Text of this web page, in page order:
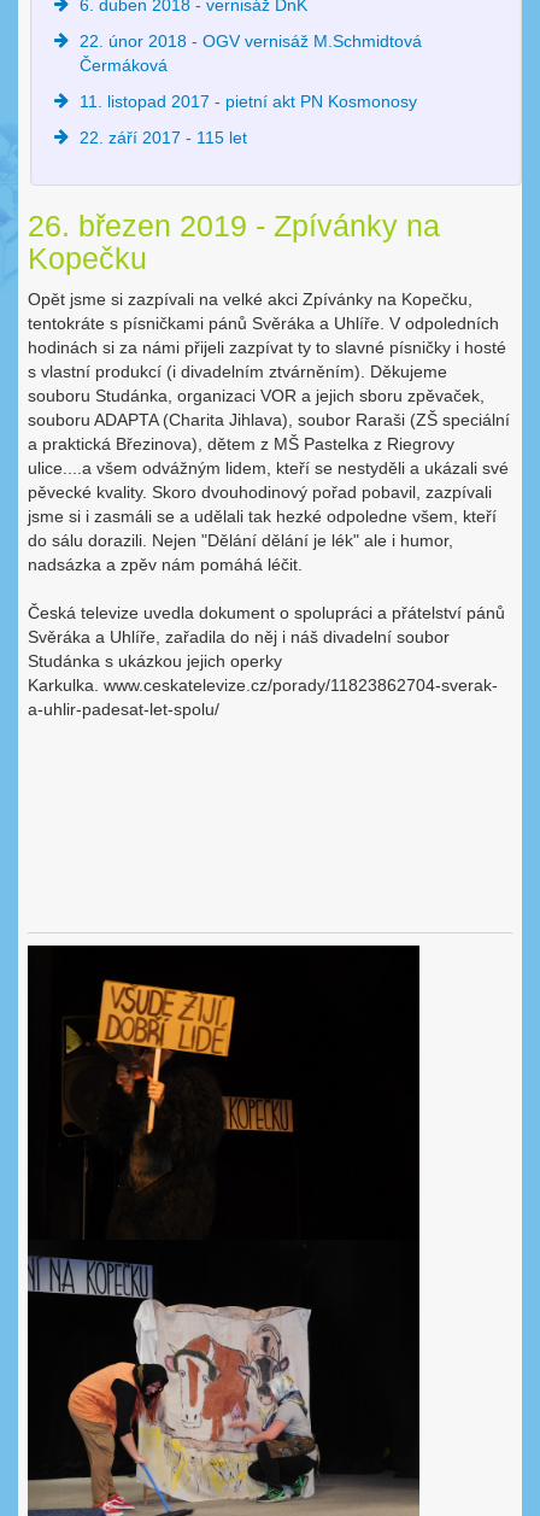
6. duben 2018 - vernisáž DnK
22. únor 2018 - OGV vernisáž M.Schmidtová
Čermáková
11. listopad 2017 - pietní akt PN Kosmonosy
22. září 2017 - 115 let
26. březen 2019 - Zpívánky na
Kopečku
Opět jsme si zazpívali na velké akci Zpívánky na Kopečku,
tentokráte s písničkami pánů Svěráka a Uhlíře. V odpoledních
hodinách si za námi přijeli zazpívat ty to slavné písničky i hosté
s vlastní produkcí (i divadelním ztvárněním). Děkujeme
souboru Studánka, organizaci VOR a jejich sboru zpěvaček,
souboru ADAPTA (Charita Jihlava), soubor Raraši (ZŠ speciální
a praktická Březinova), dětem z MŠ Pastelka z Riegrovy
ulice....a všem odvážným lidem, kteří se nestyděli a ukázali své
pěvecké kvality. Skoro dvouhodinový pořad pobavil, zazpívali
jsme si i zasmáli se a udělali tak hezké odpoledne všem, kteří
do sálu dorazili. Nejen "Dělání dělání je lék" ale i humor,
nadsázka a zpěv nám pomáhá léčit.
Česká televize uvedla dokument o spolupráci a přátelství pánů
Svěráka a Uhlíře, zařadila do něj i náš divadelní soubor
Studánka s ukázkou jejich operky
Karkulka. www.ceskatelevize.cz/porady/11823862704-sverak-
a-uhlir-padesat-let-spolu/